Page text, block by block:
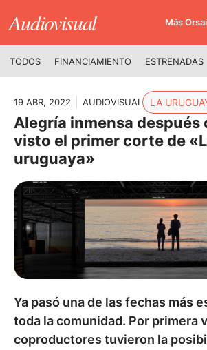
Audiovisual Más Orsai
TODOS FINANCIAMIENTO ESTRENADAS
19 ABR, 2022 AUDIOVISUAL LA
Alegría inmensa después
visto el primer corte de
uruguaya»
Ya pasó una de las fechas más
toda la comunidad. Por primera
coproductores tuvieron la